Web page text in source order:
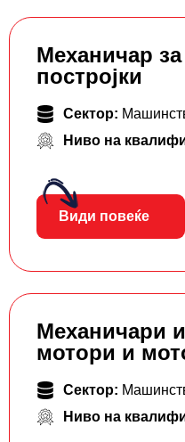
Механичар за
постројки
Сектор:
Ниво на
Види повеќе
Механичари
мотори и
Сектор:
Ниво на